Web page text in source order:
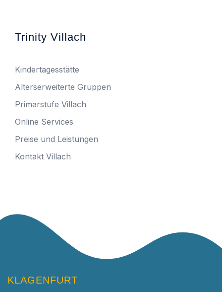
Trinity Villach
Kindertagesstätte
Alterserweiterte Gruppen
Primarstufe Villach
Online Services
Preise und Leistungen
Kontakt Villach
KLAGENFURT